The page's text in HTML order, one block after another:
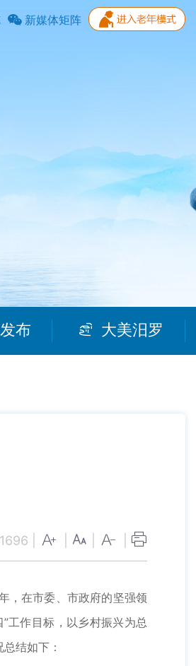
新媒体矩阵
布 大美汨罗
1696
，在市委、市政府的坚强领
工作目标，以乡村振兴为总
结如下：